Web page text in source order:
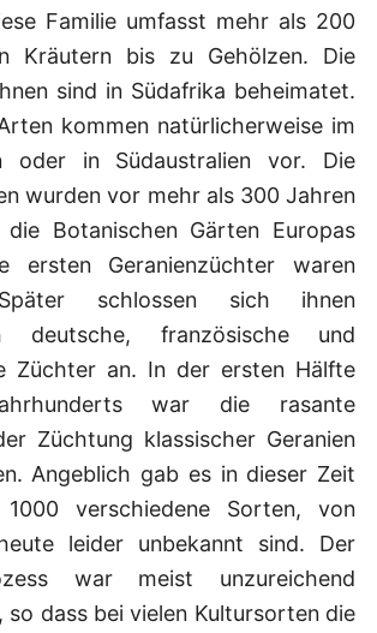
Familie umfasst mehr als 200
Kräutern bis zu Gehölzen. Die
sind in Südafrika beheimatet.
kommen natürlicherweise im
oder in Südaustralien vor. Die
wurden vor mehr als 300 Jahren
Botanischen Gärten Europas
ersten Geranienzüchter waren
schlossen sich ihnen
deutsche, französische und
Züchter an. In der ersten Hälfte
war die rasante
Züchtung klassischer Geranien
Angeblich gab es in dieser Zeit
verschiedene Sorten, von
leider unbekannt sind. Der
war meist unzureichend
dass bei vielen Kultursorten die